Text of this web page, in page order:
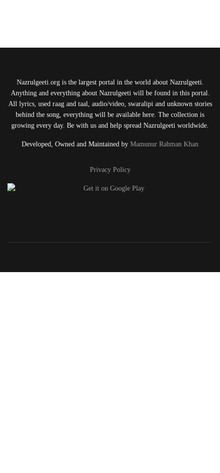
Nazrulgeeti.org is the largest portal in the world about Nazrulgeeti.
Anything and everything about Nazrulgeeti will be found in this portal.
All lyrics, used raag and taal, audio/video, swaralipi and unknown stories
behind the song, everything will be available here. The collection is
growing every day. Be with us and help spread Nazrulgeeti worldwide.
Developed, Owned and Maintained by Mamunur Rahman Khan
Privacy Policy